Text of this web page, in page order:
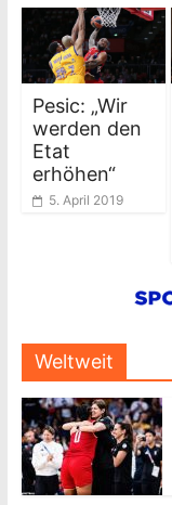
Pesic: „Wir
werden den
Etat
erhöhen“
5. April 2019
Weltweit